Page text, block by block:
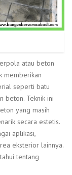
atau beton
memberikan
seperti batu
beton. Teknik ini
yang masih
secara estetis.
aplikasi,
eksterior lainnya.
tentang